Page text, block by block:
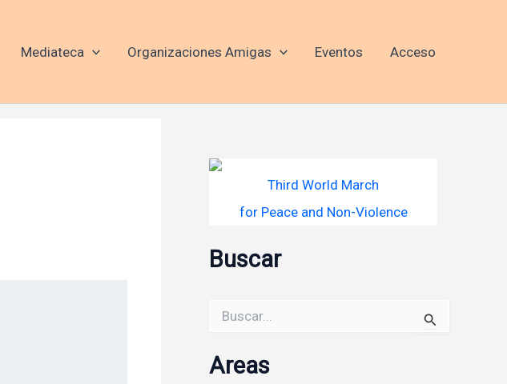
Mediateca Organizaciones Amigas Eventos Acceso
Third World March
for Peace and Non-Violence
Buscar
por:
Areas